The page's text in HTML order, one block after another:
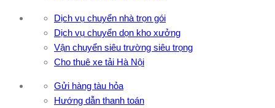
Dịch vụ chuyển nhà trọn gói
Dịch vụ chuyển dọn kho xưởng
Vận chuyển siêu trường siêu trọng
Cho thuê xe tải Hà Nội
Gửi hàng tàu hỏa
Hướng dẫn thanh toán